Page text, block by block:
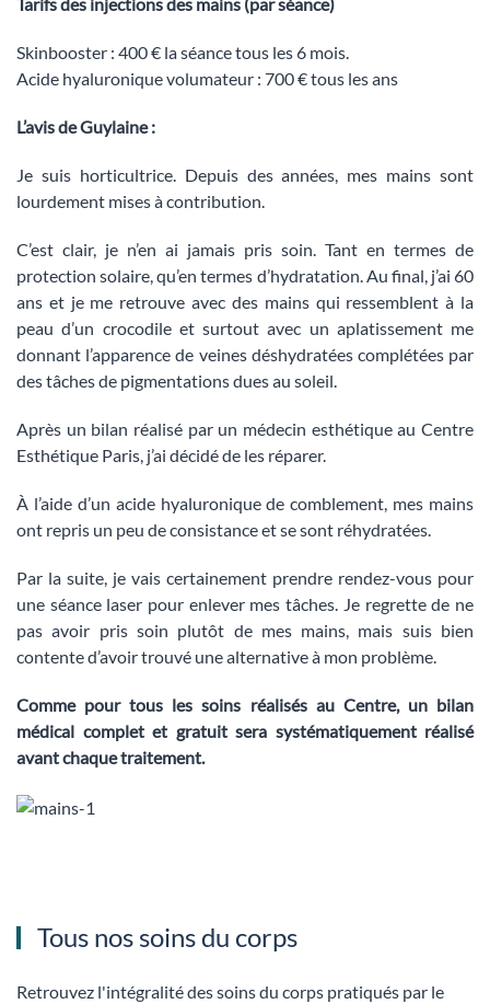
Skinbooster : 400 € la séance tous les 6 mois.
Acide hyaluronique volumateur : 700 € tous les ans
L’avis de Guylaine :
Je suis horticultrice. Depuis des années, mes mains sont
lourdement mises à contribution.
C’est clair, je n’en ai jamais pris soin. Tant en termes de
protection solaire, qu’en termes d’hydratation. Au final, j’ai 60
ans et je me retrouve avec des mains qui ressemblent à la
peau d’un crocodile et surtout avec un aplatissement me
donnant l’apparence de veines déshydratées complétées par
des tâches de pigmentations dues au soleil.
Après un bilan réalisé par un médecin esthétique au Centre
Esthétique Paris, j’ai décidé de les réparer.
À l’aide d’un acide hyaluronique de comblement, mes mains
ont repris un peu de consistance et se sont réhydratées.
Par la suite, je vais certainement prendre rendez-vous pour
une séance laser pour enlever mes tâches. Je regrette de ne
pas avoir pris soin plutôt de mes mains, mais suis bien
contente d’avoir trouvé une alternative à mon problème.
Comme pour tous les soins réalisés au Centre, un bilan
médical complet et gratuit sera systématiquement réalisé
avant chaque traitement.
Tous nos soins du corps
Retrouvez l'intégralité des soins du corps pratiqués par le